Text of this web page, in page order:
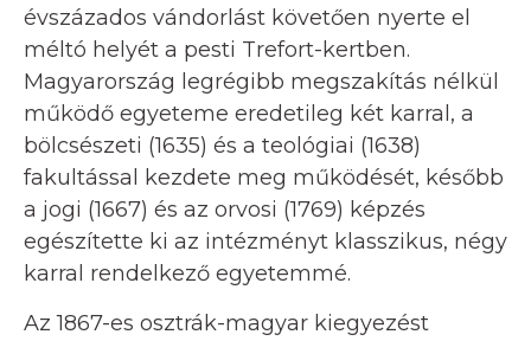
évszázados vándorlást követően nyerte el
méltó helyét a pesti Trefort-kertben.
Magyarország legrégibb megszakítás nélkül
működő egyeteme eredetileg két karral, a
bölcsészeti (1635) és a teológiai (1638)
fakultással kezdete meg működését, később
a jogi (1667) és az orvosi (1769) képzés
egészítette ki az intézményt klasszikus, négy
karral rendelkező egyetemmé.
Az 1867-es osztrák-magyar kiegyezést